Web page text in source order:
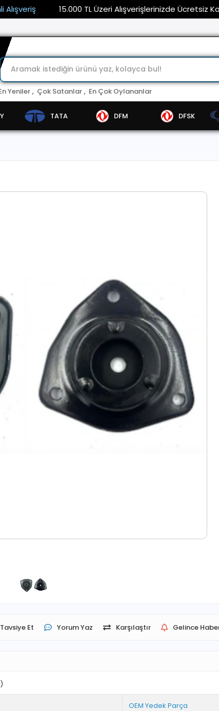
15.000 TL Üzeri Alışverişlerinizde Ücretsiz Kargo
Yeniler , Çok Satanlar , En Çok Oylananlar
TATA DFM DFSK
Tavsiye Et Yorum Yaz Karşılaştır Gelince
OEM Yedek Parça